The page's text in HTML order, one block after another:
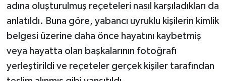
adına oluşturulmuş reçeteleri nasıl karşıladıkları da
anlatıldı. Buna göre, yabancı uyruklu kişilerin kimlik
belgesi üzerine daha önce hayatını kaybetmiş
veya hayatta olan başkalarının fotoğrafı
yerleştirildi ve reçeteler gerçek kişiler tarafından